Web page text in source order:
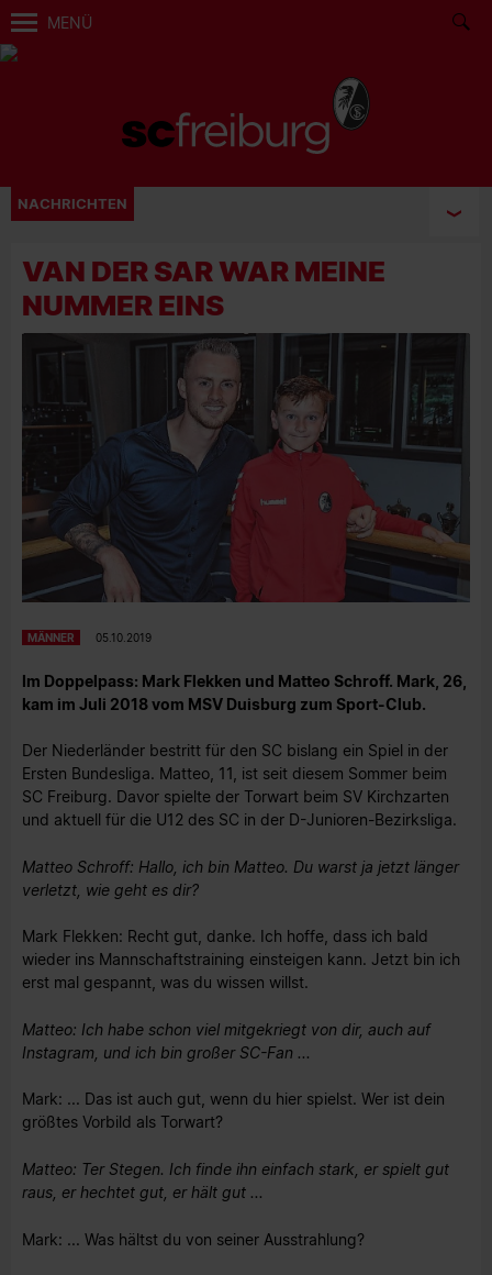
MENÜ
NACHRICHTEN
VAN DER SAR WAR MEINE
NUMMER EINS
MÄNNER 05.10.2019
Im Doppelpass: Mark Flekken und Matteo Schroff. Mark, 26,
kam im Juli 2018 vom MSV Duisburg zum Sport-Club.
Der Niederländer bestritt für den SC bislang ein Spiel in der
Ersten Bundesliga. Matteo, 11, ist seit diesem Sommer beim
SC Freiburg. Davor spielte der Torwart beim SV Kirchzarten
und aktuell für die U12 des SC in der D-Junioren-Bezirksliga.
Matteo Schroff: Hallo, ich bin Matteo. Du warst ja jetzt länger
verletzt, wie geht es dir?
Mark Flekken: Recht gut, danke. Ich hoffe, dass ich bald
wieder ins Mannschaftstraining einsteigen kann. Jetzt bin ich
erst mal gespannt, was du wissen willst.
Matteo: Ich habe schon viel mitgekriegt von dir, auch auf
Instagram, und ich bin großer SC-Fan ...
Mark: ... Das ist auch gut, wenn du hier spielst. Wer ist dein
größtes Vorbild als Torwart?
Matteo: Ter Stegen. Ich finde ihn einfach stark, er spielt gut
raus, er hechtet gut, er hält gut ...
Mark: ... Was hältst du von seiner Ausstrahlung?